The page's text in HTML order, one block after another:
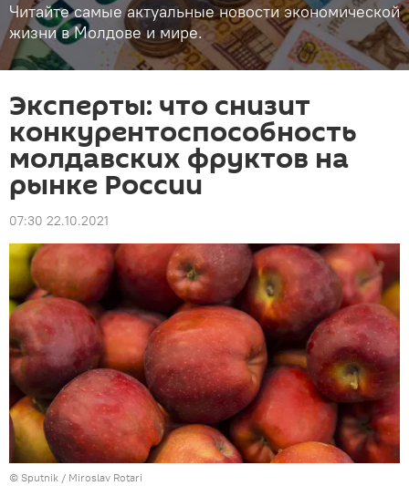
Читайте самые актуальные новости экономической
жизни в Молдове и мире.
Эксперты: что снизит
конкурентоспособность
молдавских фруктов на
рынке России
07:30 22.10.2021
© Sputnik / Miroslav Rotari